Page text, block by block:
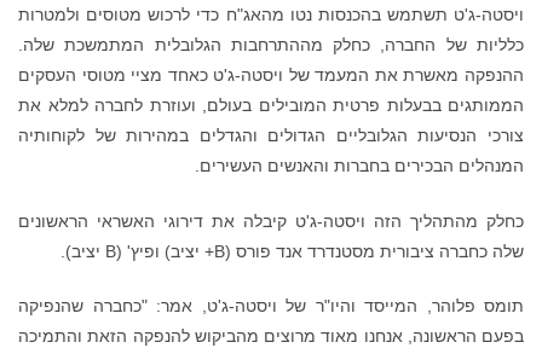
ויסטה-ג'ט תשתמש בהכנסות נטו מהאג"ח כדי לרכוש מטוסים ולמטרות
כלליות של החברה, כחלק מההתרחבות הגלובלית המתמשכת שלה.
ההנפקה מאשרת את המעמד של ויסטה-ג'ט כאחד מציי מטוסי העסקים
הממותגים בבעלות פרטית המובילים בעולם, ועוזרת לחברה למלא את
צורכי הנסיעות הגלובליים הגדולים והגדלים במהירות של לקוחותיה
המנהלים הבכירים בחברות והאנשים העשירים.
כחלק מהתהליך הזה ויסטה-ג'ט קיבלה את דירוגי האשראי הראשונים
שלה כחברה ציבורית מסטנדרד אנד פורס (B+ יציב) ופיץ' (B יציב).
תומס פלוהר, המייסד והיו"ר של ויסטה-ג'ט, אמר: "כחברה שהנפיקה
בפעם הראשונה, אנחנו מאוד מרוצים מהביקוש להנפקה הזאת והתמיכה